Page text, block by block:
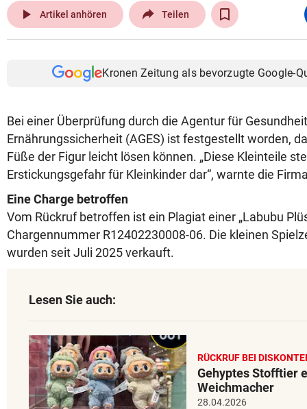
play_arrow Artikel anhören Teilen
Kronen Zeitung als bevorzugte Google-
Bei einer Überprüfung durch die Agentur für
Ernährungssicherheit (AGES) ist festgestellt worden,
Füße der Figur leicht lösen können. „Diese Kleinteile
Erstickungsgefahr für Kleinkinder dar“, warnte die
Eine Charge betroffen
Vom Rückruf betroffen ist ein Plagiat einer „Labubu
Chargennummer R12402230008-06. Die kleinen
wurden seit Juli 2025 verkauft.
Lesen Sie auch:
RÜCKRUF BEI
Gehyptes Stofftier
Weichmacher
28.04.2026